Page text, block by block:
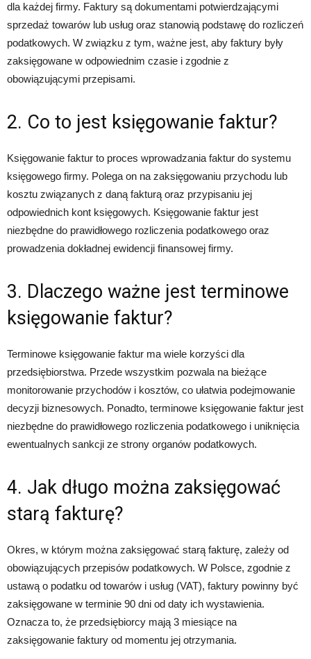
dla każdej firmy. Faktury są dokumentami potwierdzającymi
sprzedaż towarów lub usług oraz stanowią podstawę do rozliczeń
podatkowych. W związku z tym, ważne jest, aby faktury były
zaksięgowane w odpowiednim czasie i zgodnie z
obowiązującymi przepisami.
2. Co to jest księgowanie faktur?
Księgowanie faktur to proces wprowadzania faktur do systemu
księgowego firmy. Polega on na zaksięgowaniu przychodu lub
kosztu związanych z daną fakturą oraz przypisaniu jej
odpowiednich kont księgowych. Księgowanie faktur jest
niezbędne do prawidłowego rozliczenia podatkowego oraz
prowadzenia dokładnej ewidencji finansowej firmy.
3. Dlaczego ważne jest terminowe
księgowanie faktur?
Terminowe księgowanie faktur ma wiele korzyści dla
przedsiębiorstwa. Przede wszystkim pozwala na bieżące
monitorowanie przychodów i kosztów, co ułatwia podejmowanie
decyzji biznesowych. Ponadto, terminowe księgowanie faktur jest
niezbędne do prawidłowego rozliczenia podatkowego i uniknięcia
ewentualnych sankcji ze strony organów podatkowych.
4. Jak długo można zaksięgować
starą fakturę?
Okres, w którym można zaksięgować starą fakturę, zależy od
obowiązujących przepisów podatkowych. W Polsce, zgodnie z
ustawą o podatku od towarów i usług (VAT), faktury powinny być
zaksięgowane w terminie 90 dni od daty ich wystawienia.
Oznacza to, że przedsiębiorcy mają 3 miesiące na
zaksięgowanie faktury od momentu jej otrzymania.